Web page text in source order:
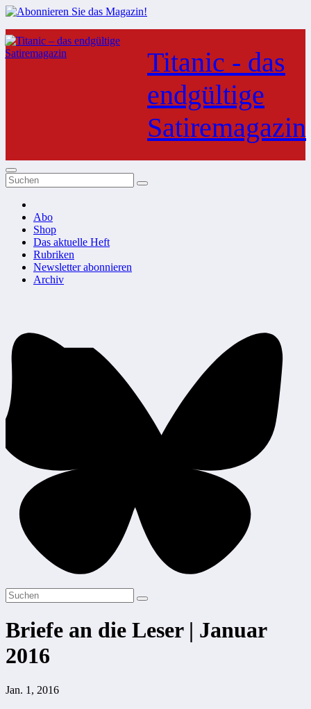
Zum
Inhalt
springen
Titanic - das
endgültige
Satiremagazin
Abo
Shop
Das aktuelle Heft
Rubriken
Newsletter abonnieren
Archiv
Briefe an die Leser | Januar
2016
Jan. 1, 2016